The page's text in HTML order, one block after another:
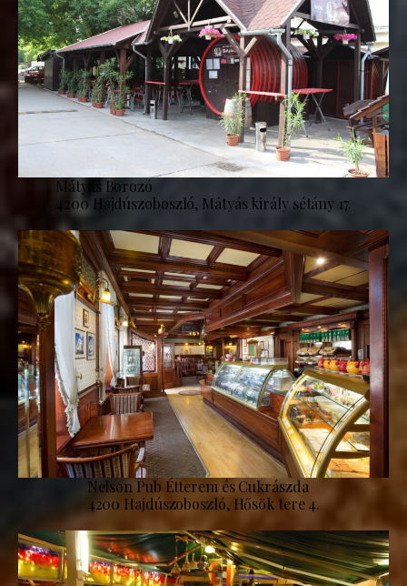
Mátyás Borozó
4200 Hajdúszoboszló, Mátyás király sétány 17.
Nelson Pub Étterem és Cukrászda
4200 Hajdúszoboszló, Hősök tere 4.